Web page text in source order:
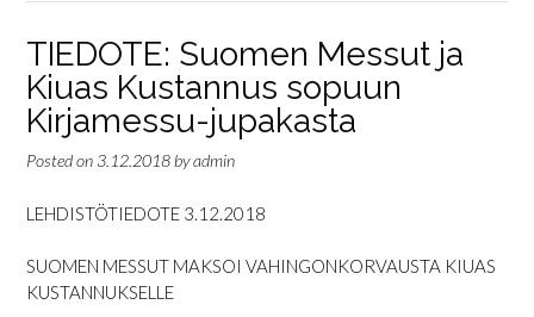
TIEDOTE: Suomen Messut ja
Kiuas Kustannus sopuun
Kirjamessu-jupakasta
Posted on 3.12.2018 byadmin
LEHDISTÖTIEDOTE 3.12.2018
SUOMEN MESSUT MAKSOI VAHINGONKORVAUSTA KIUAS
KUSTANNUKSELLE